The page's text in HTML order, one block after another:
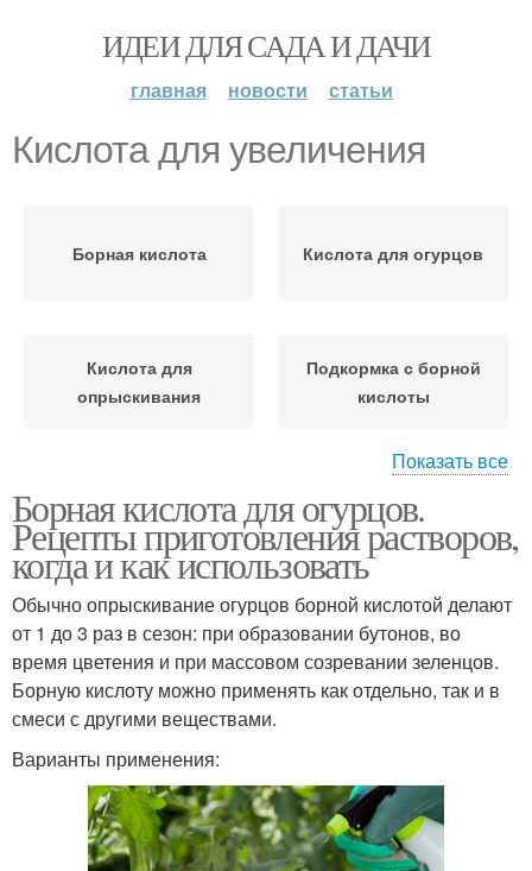
ИДЕИ ДЛЯ САДА И ДАЧИ
главная новости статьи
Кислота для увеличения
Борная кислота Кислота для огурцов
Кислота для
опрыскивания
Подкормка с борной
кислоты
Кислоты для огурцов Кислоты на огурцах
Показать все
Борная кислота для огурцов.
Рецепты приготовления растворов,
когда и как использовать
Обычно опрыскивание огурцов борной кислотой делают
от 1 до 3 раз в сезон: при образовании бутонов, во
время цветения и при массовом созревании зеленцов.
Борную кислоту можно применять как отдельно, так и в
смеси с другими веществами.
Варианты применения: